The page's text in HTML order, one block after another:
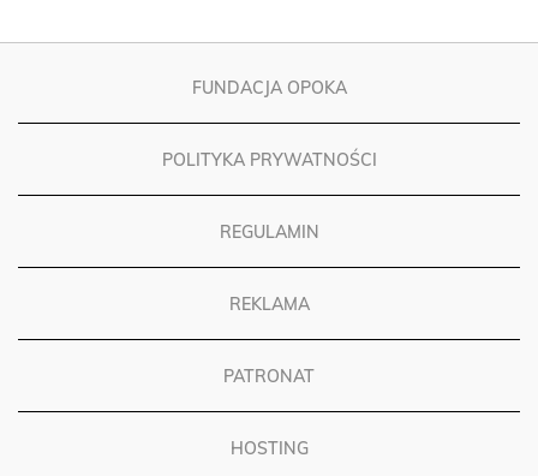
FUNDACJA OPOKA
POLITYKA PRYWATNOŚCI
REGULAMIN
REKLAMA
PATRONAT
HOSTING